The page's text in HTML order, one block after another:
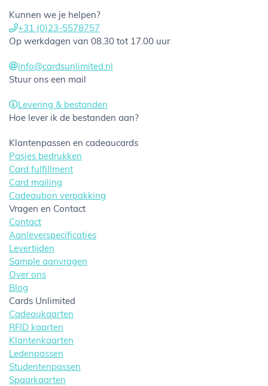
Kunnen we je helpen?
+31 (0)23-5578757
Op werkdagen van 08.30 tot 17.00 uur
info@cardsunlimited.nl
Stuur ons een mail
Levering & bestanden
Hoe lever ik de bestanden aan?
Klantenpassen en cadeaucards
Pasjes bedrukken
Card fulfillment
Card mailing
Cadeaubon verpakking
Vragen en Contact
Contact
Aanleverspecificaties
Levertijden
Sample aanvragen
Over ons
Blog
Cards Unlimited
Cadeaukaarten
RFID kaarten
Klantenkaarten
Ledenpassen
Studentenpassen
Spaarkaarten